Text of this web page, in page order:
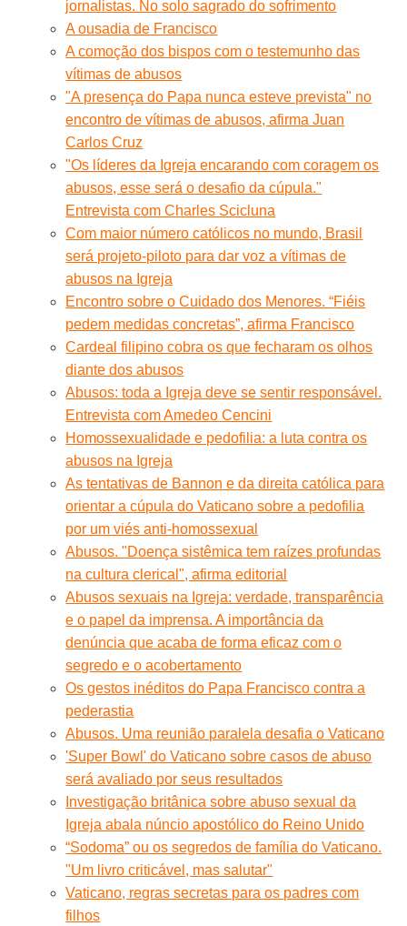
jornalistas. No solo sagrado do sofrimento
A ousadia de Francisco
A comoção dos bispos com o testemunho das
vítimas de abusos
"A presença do Papa nunca esteve prevista" no
encontro de vítimas de abusos, afirma Juan
Carlos Cruz
"Os líderes da Igreja encarando com coragem os
abusos, esse será o desafio da cúpula."
Entrevista com Charles Scicluna
Com maior número católicos no mundo, Brasil
será projeto-piloto para dar voz a vítimas de
abusos na Igreja
Encontro sobre o Cuidado dos Menores. “Fiéis
pedem medidas concretas”, afirma Francisco
Cardeal filipino cobra os que fecharam os olhos
diante dos abusos
Abusos: toda a Igreja deve se sentir responsável.
Entrevista com Amedeo Cencini
Homossexualidade e pedofilia: a luta contra os
abusos na Igreja
As tentativas de Bannon e da direita católica para
orientar a cúpula do Vaticano sobre a pedofilia
por um viés anti-homossexual
Abusos. "Doença sistêmica tem raízes profundas
na cultura clerical", afirma editorial
Abusos sexuais na Igreja: verdade, transparência
e o papel da imprensa. A importância da
denúncia que acaba de forma eficaz com o
segredo e o acobertamento
Os gestos inéditos do Papa Francisco contra a
pederastia
Abusos. Uma reunião paralela desafia o Vaticano
'Super Bowl' do Vaticano sobre casos de abuso
será avaliado por seus resultados
Investigação britânica sobre abuso sexual da
Igreja abala núncio apostólico do Reino Unido
“Sodoma” ou os segredos de família do Vaticano.
"Um livro criticável, mas salutar"
Vaticano, regras secretas para os padres com
filhos